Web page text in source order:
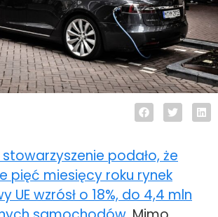
podało, że
pięć miesięcy roku rynek
UE wzrósł o 18%, do 4,4 mln